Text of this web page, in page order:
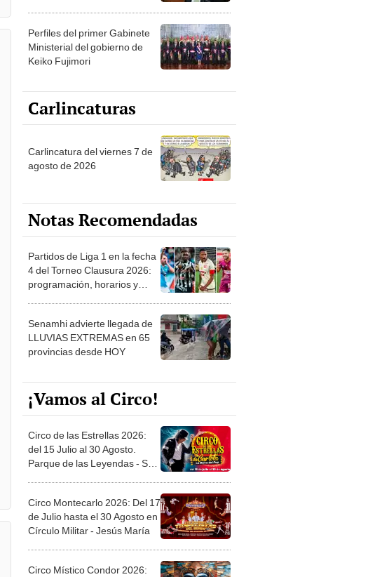
Perfiles del primer Gabinete
Ministerial del gobierno de
Keiko Fujimori
Carlincaturas
Carlincatura del viernes 7 de
agosto de 2026
Notas Recomendadas
Partidos de Liga 1 en la fecha
4 del Torneo Clausura 2026:
programación, horarios y
Senamhi advierte llegada de
LLUVIAS EXTREMAS en 65
provincias desde HOY
¡Vamos al Circo!
Circo de las Estrellas 2026:
del 15 Julio al 30 Agosto.
Parque de las Leyendas - San
Circo Montecarlo 2026: Del 17
de Julio hasta el 30 Agosto en
Círculo Militar - Jesús María
Circo Místico Condor 2026: